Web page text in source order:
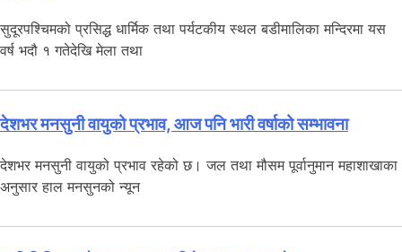
सुदूरपश्चिमको प्रसिद्ध धार्मिक तथा पर्यटकीय स्थल बडीमालिका मन्दिरमा यस
वर्ष भदौ १ गतेदेखि मेला तथा
देशभर मनसुनी वायुको प्रभाव, आज पनि भारी वर्षाको सम्भावना
देशभर मनसुनी वायुको प्रभाव रहेको छ। जल तथा मौसम पूर्वानुमान महाशाखाका
अनुसार हाल मनसुनको न्यून